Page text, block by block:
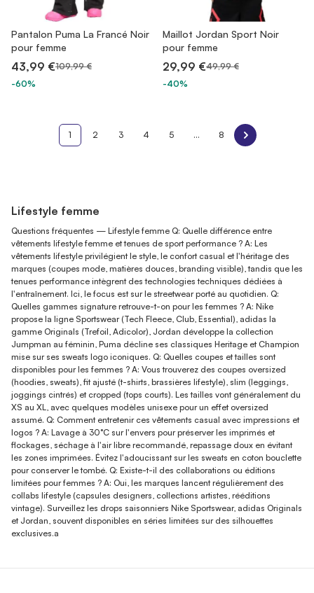
Pantalon Puma La Francé Noir
pour femme
43,99 €109,99 €
-60%
Maillot Jordan Sport Noir
pour femme
29,99 €49,99 €
-40%
1 2 3 4 5 ... 8
Lifestyle femme
Questions fréquentes — Lifestyle femme Q: Quelle différence entre
vêtements lifestyle femme et tenues de sport performance ? A: Les
vêtements lifestyle privilégient le style, le confort casual et l'héritage des
marques (coupes mode, matières douces, branding visible), tandis que les
tenues performance intègrent des technologies techniques dédiées à
l'entraînement. Ici, le focus est sur le streetwear porté au quotidien. Q:
Quelles gammes signature retrouve-t-on pour les femmes ? A: Nike
propose la ligne Sportswear (Tech Fleece, Club, Essential), adidas la
gamme Originals (Trefoil, Adicolor), Jordan développe la collection
Jumpman au féminin, Puma décline ses classiques Heritage et Champion
mise sur ses sweats logo iconiques. Q: Quelles coupes et tailles sont
disponibles pour les femmes ? A: Vous trouverez des coupes oversized
(hoodies, sweats), fit ajusté (t-shirts, brassières lifestyle), slim (leggings,
joggings cintrés) et cropped (tops courts). Les tailles vont généralement du
XS au XL, avec quelques modèles unisexe pour un effet oversized
assumé. Q: Comment entretenir ces vêtements casual avec impressions et
logos ? A: Lavage à 30°C sur l'envers pour préserver les imprimés et
flockages, séchage à l'air libre recommandé, repassage doux en évitant
les zones imprimées. Évitez l'adoucissant sur les sweats en coton bouclette
pour conserver le tombé. Q: Existe-t-il des collaborations ou éditions
limitées pour femmes ? A: Oui, les marques lancent régulièrement des
collabs lifestyle (capsules designers, collections artistes, rééditions
vintage). Surveillez les drops saisonniers Nike Sportswear, adidas Originals
et Jordan, souvent disponibles en séries limitées sur des silhouettes
exclusives.a